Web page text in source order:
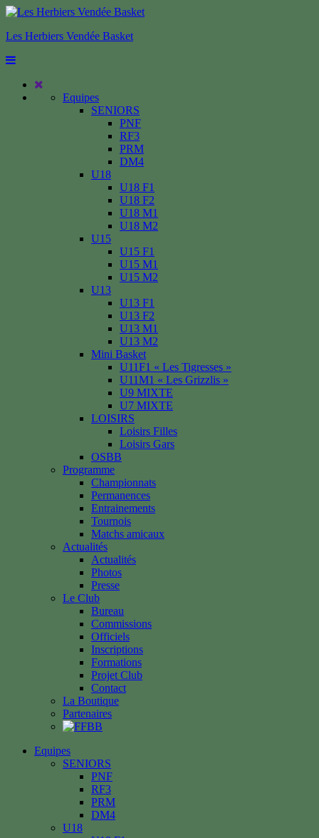
Les Herbiers Vendée Basket
Equipes
SENIORS
PNF
RF3
PRM
DM4
U18
U18 F1
U18 F2
U18 M1
U18 M2
U15
U15 F1
U15 M1
U15 M2
U13
U13 F1
U13 F2
U13 M1
U13 M2
Mini Basket
U11F1 « Les Tigresses »
U11M1 « Les Grizzlis »
U9 MIXTE
U7 MIXTE
LOISIRS
Loisirs Filles
Loisirs Gars
OSBB
Programme
Championnats
Permanences
Entrainements
Tournois
Matchs amicaux
Actualités
Actualités
Photos
Presse
Le Club
Bureau
Commissions
Officiels
Inscriptions
Formations
Projet Club
Contact
La Boutique
Partenaires
Equipes
SENIORS
PNF
RF3
PRM
DM4
U18